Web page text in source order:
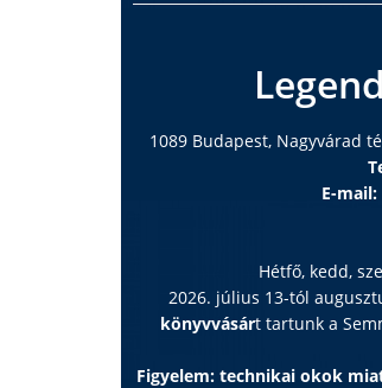
1089 Budapest, Nagyvárad
E-mail:
Hétfő, kedd,
2026. július 13-tól
könyvvásárt tartunk a
Figyelem: technikai okok